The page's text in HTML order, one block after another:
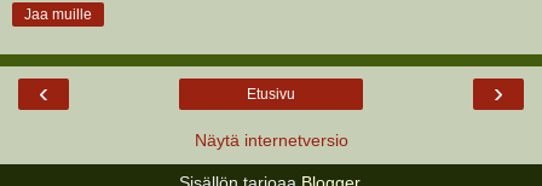
Jaa muille
‹ ›
Etusivu
Näytä internetversio
Sisällön tarjoaa Blogger.